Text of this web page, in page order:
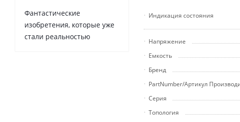
Индикация состояния
Напряжение
Емкость
Бренд
PartNumber/Артикул
Серия
Топология
Фантастические
изобретения, которые уже
стали реальностью